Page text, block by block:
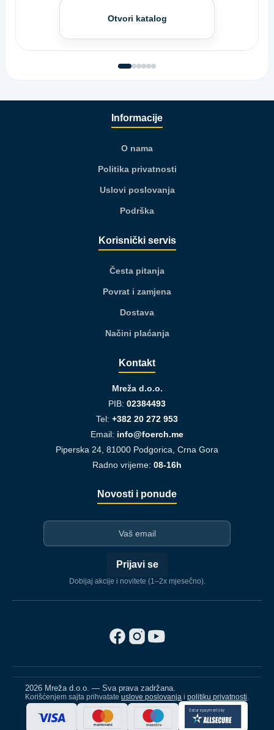
Otvori katalog
Informacije
O nama
Politika privatnosti
Uslovi poslovanja
Podrška
Korisnički servis
Česta pitanja
Povrat i zamjena
Dostava
Načini plaćanja
Kontakt
Mreža d.o.o.
PIB: 02384493
Tel: +382 20 272 953
Email: info@foerch.me
Piperska 24, 81000 Podgorica, Crna Gora
Radno vrijeme: 08-16h
Novosti i ponude
Prijavi se
Dobijaj akcije i novitete (1–2x mjesečno).
2026 Mreža d.o.o. — Sva prava zadržana.
Korišćenjem sajta prihvatate uslove poslovanja i politiku privatnosti.